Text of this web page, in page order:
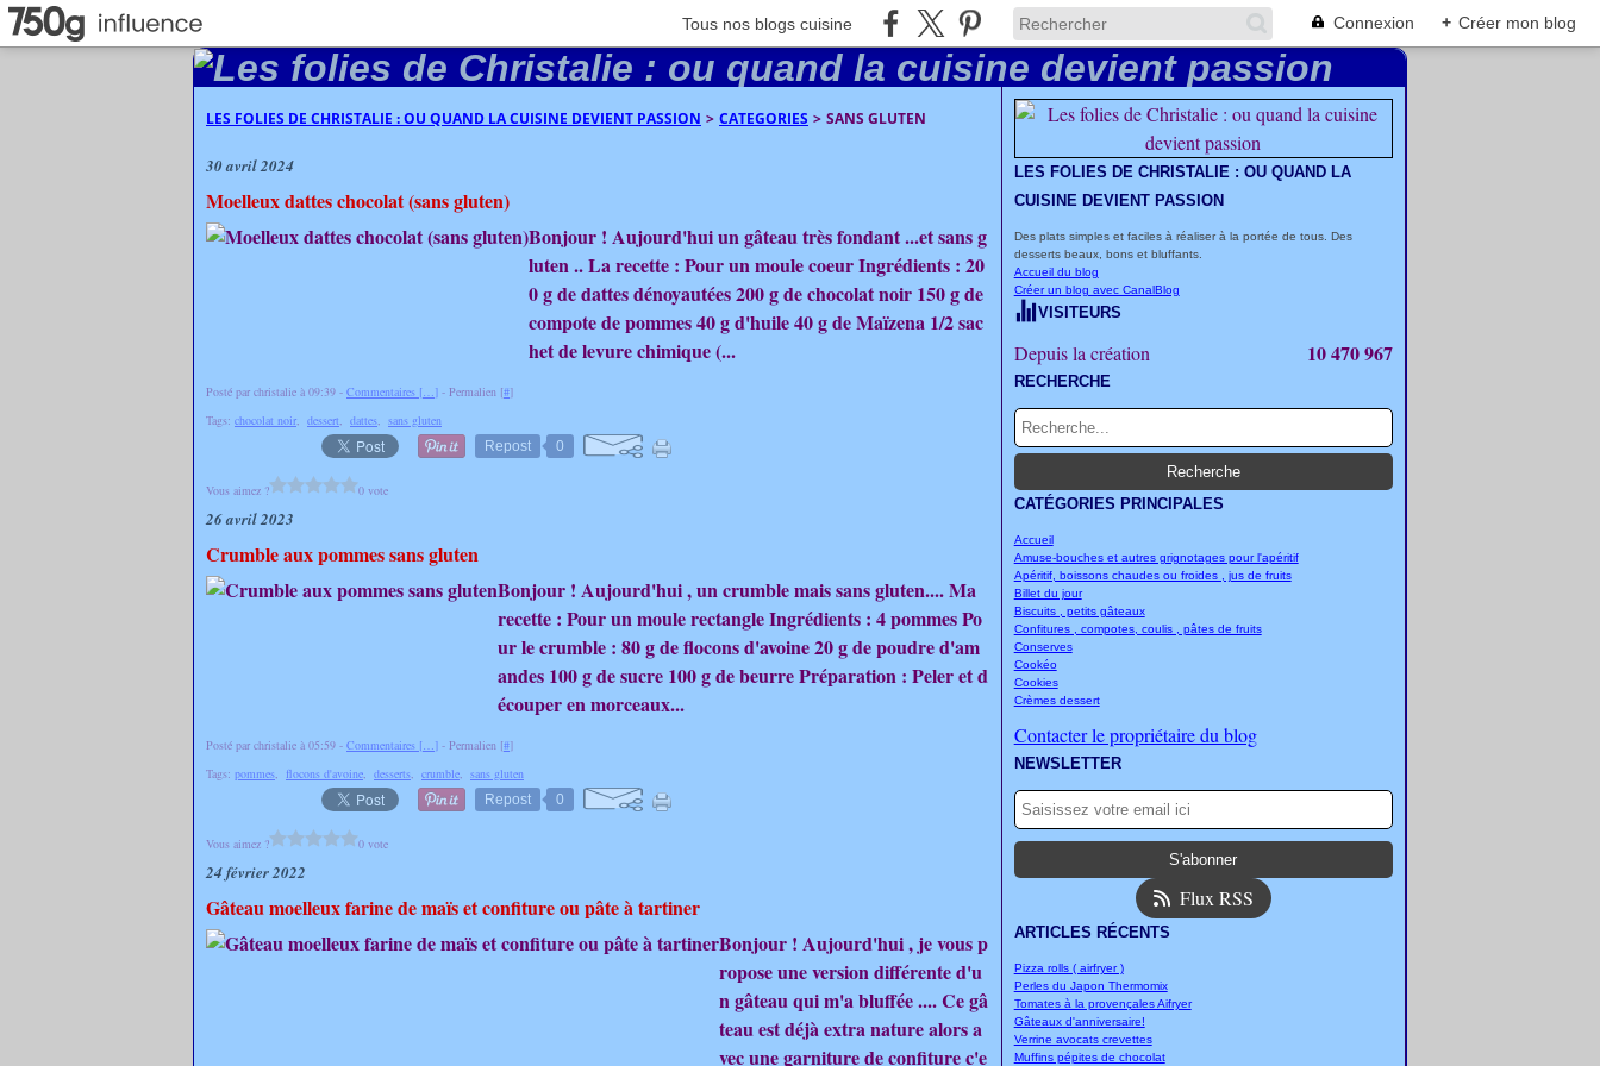
Tous nos blogs cuisine Connexion + Créer mon blog
LES FOLIES DE CHRISTALIE : OU QUAND LA CUISINE DEVIENT PASSION > CATEGORIES > SANS GLUTEN
30 avril 2024
Moelleux dattes chocolat (sans gluten)
Bonjour ! Aujourd'hui un gâteau très fondant ...et sans g
luten .. La recette : Pour un moule coeur Ingrédients : 20
0 g de dattes dénoyautées 200 g de chocolat noir 150 g de
compote de pommes 40 g d'huile 40 g de Maïzena 1/2 sac
het de levure chimique (...
Posté par christalie à 09:39 - Commentaires […] - Permalien [#]
Tags: chocolat noir, dessert, dattes, sans gluten
Repost
0
Vous aimez ? 0 vote
26 avril 2023
Crumble aux pommes sans gluten
Bonjour ! Aujourd'hui , un crumble mais sans gluten.... Ma
recette : Pour un moule rectangle Ingrédients : 4 pommes Po
ur le crumble : 80 g de flocons d'avoine 20 g de poudre d'am
andes 100 g de sucre 100 g de beurre Préparation : Peler et d
écouper en morceaux...
Posté par christalie à 05:59 - Commentaires […] - Permalien [#]
Tags: pommes, flocons d'avoine, desserts, crumble, sans gluten
Repost
0
Vous aimez ? 0 vote
24 février 2022
Gâteau moelleux farine de maïs et confiture ou pâte à tartiner
Bonjour ! Aujourd'hui , je vous p
ropose une version différente d'u
n gâteau qui m'a bluffée .... Ce gâ
teau est déjà extra nature alors a
vec une garniture de confiture c'e
LES FOLIES DE CHRISTALIE : OU QUAND LA
CUISINE DEVIENT PASSION
Des plats simples et faciles à réaliser à la portée de tous. Des
desserts beaux, bons et bluffants.
Accueil du blog
Créer un blog avec CanalBlog
VISITEURS
Depuis la création 10 470 967
RECHERCHE
CATÉGORIES PRINCIPALES
Accueil
Amuse-bouches et autres grignotages pour l'apéritif
Apéritif, boissons chaudes ou froides , jus de fruits
Billet du jour
Biscuits , petits gâteaux
Confitures , compotes, coulis , pâtes de fruits
Conserves
Cookéo
Cookies
Crèmes dessert
Contacter le propriétaire du blog
NEWSLETTER
Flux RSS
ARTICLES RÉCENTS
Pizza rolls ( airfryer )
Perles du Japon Thermomix
Tomates à la provençales Aifryer
Gâteaux d'anniversaire!
Verrine avocats crevettes
Muffins pépites de chocolat